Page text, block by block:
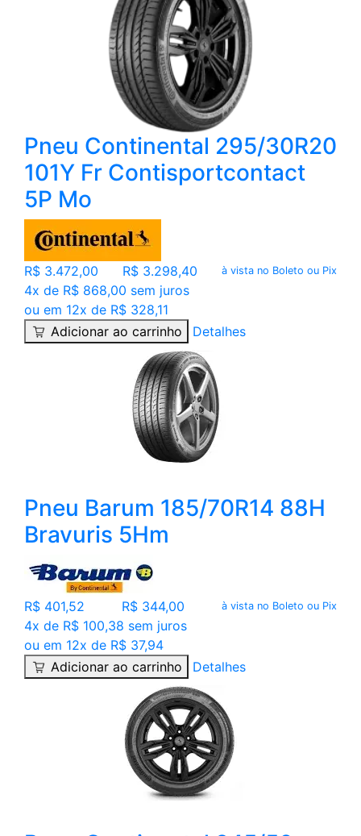
Pneu Continental 295/30R20
101Y Fr Contisportcontact
5P Mo
R$ 3.472,00 R$ 3.298,40 à vista no Boleto ou Pix
4x de R$ 868,00 sem juros
ou em 12x de R$ 328,11
Adicionar ao carrinho
Detalhes
Pneu Barum 185/70R14 88H
Bravuris 5Hm
R$ 401,52 R$ 344,00 à vista no Boleto ou Pix
4x de R$ 100,38 sem juros
ou em 12x de R$ 37,94
Adicionar ao carrinho
Detalhes